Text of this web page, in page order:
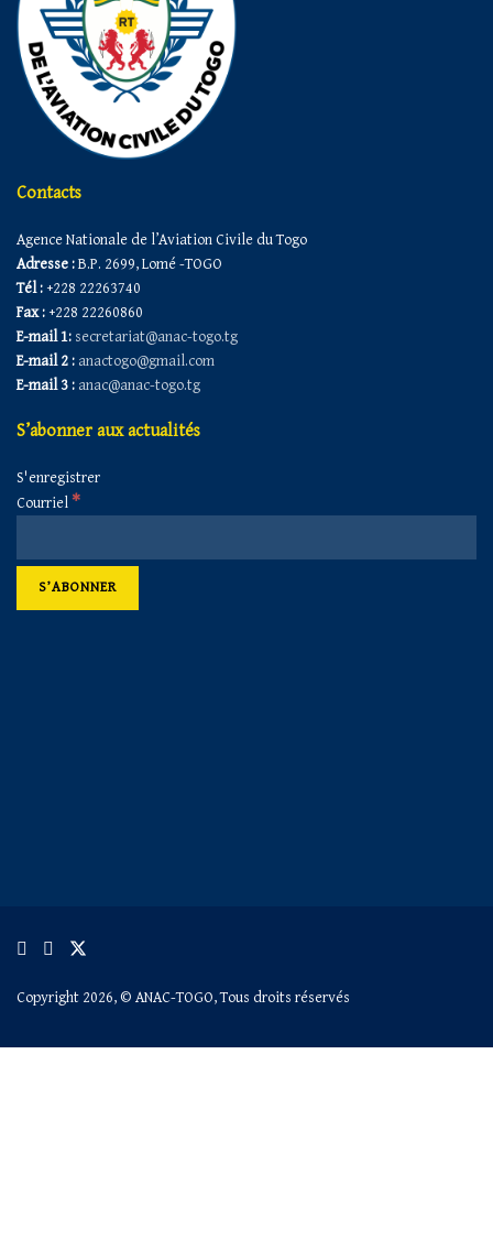
Contacts
Agence Nationale de l’Aviation Civile du Togo
Adresse :B.P. 2699, Lomé -TOGO
Tél : +228 22263740
Fax : +228 22260860
E-mail 1: secretariat@anac-togo.tg
E-mail 2 : anactogo@gmail.com
E-mail 3 : anac@anac-togo.tg
S’abonner aux actualités
S'enregistrer
Courriel*
Copyright 2026, © ANAC-TOGO, Tous droits réservés